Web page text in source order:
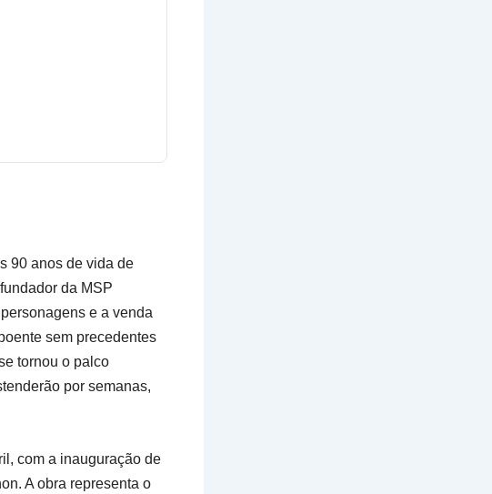
90 anos de vida de
da MSP
e a venda
sem precedentes
tornou o palco
por semanas,
com a inauguração de
A obra representa o